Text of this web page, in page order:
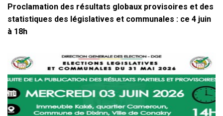
Proclamation des résultats globaux provisoires et des
statistiques des législatives et communales : ce 4 juin
à 18h